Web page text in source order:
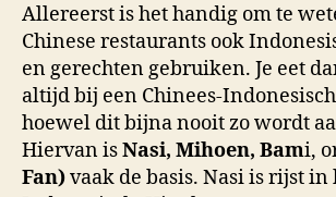
Allereerst is het handig om te
Chinese restaurants ook
en gerechten gebruiken. Je eet
altijd bij een Chinees-
hoewel dit bijna nooit zo wordt
Hiervan isNasi, Mihoen, Bami,
Fan)vaak de basis. Nasi is rijst in